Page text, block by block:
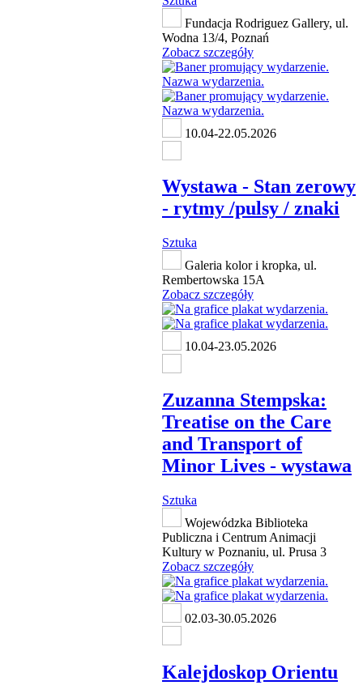
Fundacja Rodriguez Gallery, ul.
Wodna 13/4, Poznań
Zobacz szczegóły
10.04-22.05.2026
Wystawa - Stan zerowy
- rytmy /pulsy / znaki
Sztuka
Galeria kolor i kropka, ul.
Rembertowska 15A
Zobacz szczegóły
10.04-23.05.2026
Zuzanna Stempska:
Treatise on the Care
and Transport of
Minor Lives - wystawa
Sztuka
Wojewódzka Biblioteka
Publiczna i Centrum Animacji
Kultury w Poznaniu, ul. Prusa 3
Zobacz szczegóły
02.03-30.05.2026
Kalejdoskop Orientu